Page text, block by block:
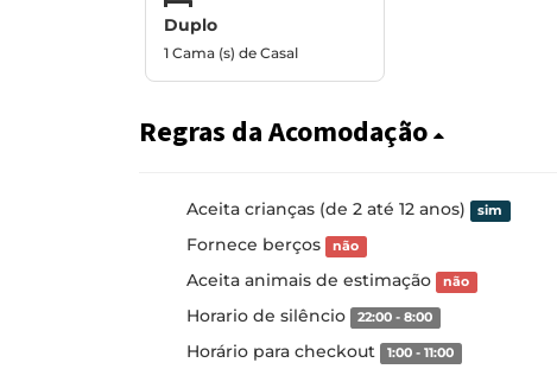
Duplo
1 Cama (s) de Casal
Regras da Acomodação
Aceita crianças (de 2 até 12 anos) sim
Fornece berços não
Aceita animais de estimação não
Horario de silêncio 22:00 - 8:00
Horário para checkout 1:00 - 11:00